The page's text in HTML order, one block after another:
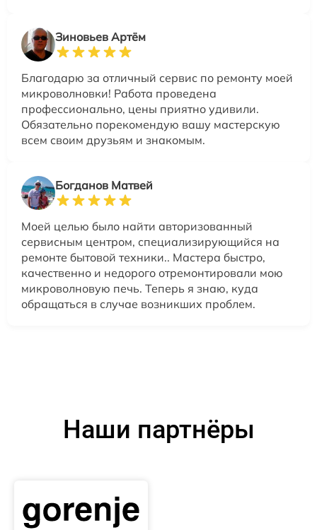
Зиновьев Артём
Благодарю за отличный сервис по ремонту моей
микроволновки! Работа проведена
профессионально, цены приятно удивили.
Обязательно порекомендую вашу мастерскую
всем своим друзьям и знакомым.
Богданов Матвей
Моей целью было найти авторизованный
сервисным центром, специализирующийся на
ремонте бытовой техники.. Мастера быстро,
качественно и недорого отремонтировали мою
микроволновую печь. Теперь я знаю, куда
обращаться в случае возникших проблем.
Наши партнёры